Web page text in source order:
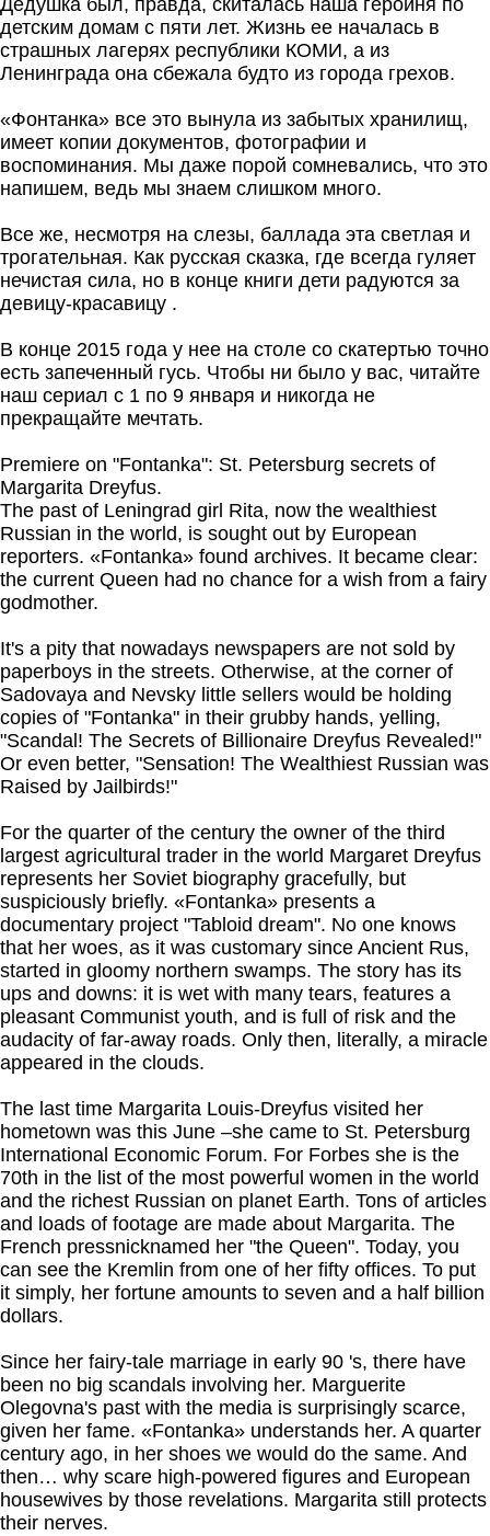
Дедушка был, правда, скиталась наша героиня по
детским домам с пяти лет. Жизнь ее началась в
страшных лагерях республики КОМИ, а из
Ленинграда она сбежала будто из города грехов.
«Фонтанка» все это вынула из забытых хранилищ,
имеет копии документов, фотографии и
воспоминания. Мы даже порой сомневались, что это
напишем, ведь мы знаем слишком много.
Все же, несмотря на слезы, баллада эта светлая и
трогательная. Как русская сказка, где всегда гуляет
нечистая сила, но в конце книги дети радуются за
девицу-красавицу .
В конце 2015 года у нее на столе со скатертью точно
есть запеченный гусь. Чтобы ни было у вас, читайте
наш сериал с 1 по 9 января и никогда не
прекращайте мечтать.
Premiere on "Fontanka": St. Petersburg secrets of
Margarita Dreyfus.
The past of Leningrad girl Rita, now the wealthiest
Russian in the world, is sought out by European
reporters. «Fontanka» found archives. It became clear:
the current Queen had no chance for a wish from a fairy
godmother.
It's a pity that nowadays newspapers are not sold by
paperboys in the streets. Otherwise, at the corner of
Sadovaya and Nevsky little sellers would be holding
copies of "Fontanka" in their grubby hands, yelling,
"Scandal! The Secrets of Billionaire Dreyfus Revealed!"
Or even better, "Sensation! The Wealthiest Russian was
Raised by Jailbirds!"
For the quarter of the century the owner of the third
largest agricultural trader in the world Margaret Dreyfus
represents her Soviet biography gracefully, but
suspiciously briefly. «Fontanka» presents a
documentary project "Tabloid dream". No one knows
that her woes, as it was customary since Ancient Rus,
started in gloomy northern swamps. The story has its
ups and downs: it is wet with many tears, features a
pleasant Communist youth, and is full of risk and the
audacity of far-away roads. Only then, literally, a miracle
appeared in the clouds.
The last time Margarita Louis-Dreyfus visited her
hometown was this June –she came to St. Petersburg
International Economic Forum. For Forbes she is the
70th in the list of the most powerful women in the world
and the richest Russian on planet Earth. Tons of articles
and loads of footage are made about Margarita. The
French pressnicknamed her "the Queen". Today, you
can see the Kremlin from one of her fifty offices. To put
it simply, her fortune amounts to seven and a half billion
dollars.
Since her fairy-tale marriage in early 90 's, there have
been no big scandals involving her. Marguerite
Olegovna's past with the media is surprisingly scarce,
given her fame. «Fontanka» understands her. A quarter
century ago, in her shoes we would do the same. And
then… why scare high-powered figures and European
housewives by those revelations. Margarita still protects
their nerves.